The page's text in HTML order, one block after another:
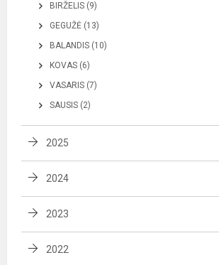
BIRŽELIS (9)
GEGUŽĖ (13)
BALANDIS (10)
KOVAS (6)
VASARIS (7)
SAUSIS (2)
2025
2024
2023
2022